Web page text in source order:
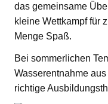
das gemeinsame
kleine Wettkampf für
Menge Spaß.
Bei sommerlichen
Wasserentnahme
richtige